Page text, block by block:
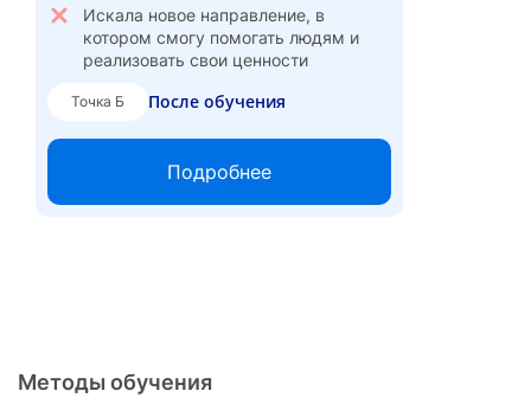
Искала новое направление, в
котором смогу помогать людям и
реализовать свои ценности
Точка Б После обучения
внутреннему зову
Веду сессии онлайн и оффлайн,
в ресурс каждого, принятие
перемен, личная ответственность
Подробнее
Методы обучения